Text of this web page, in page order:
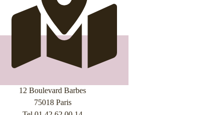
12 Boulevard Barbes
75018 Paris